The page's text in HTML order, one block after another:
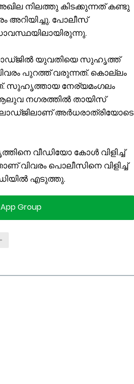
നിലത്തു കിടക്കുന്നത് കണ്ടു
അറിയിച്ചു. പോലീസ്
യുവതിയെ സുഹൃത്ത്
പുറത്ത് വരുന്നത്. കൊല്ലം
സുഹൃത്തായ നേര്യമംഗലം
നഗരത്തിൽ തായിസ്
അർധരാത്രിയോടെ
വീഡിയോ കോൾ വിളിച്ച്
പൊലീസിനെ വിളിച്ച്
എടുത്തു.
Group